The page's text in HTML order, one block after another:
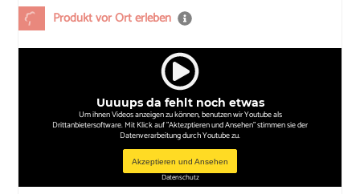
Produkt vor Ort erleben
Uuuups da fehlt noch etwas
Um ihnen Videos anzeigen zu können, benutzen wir Youtube als
Drittanbietersoftware. Mit Klick auf "Aktezptieren und Ansehen" stimmen sie der
Datenverarbeitung durch Youtube zu.
Akzeptieren und Ansehen
Datenschutz